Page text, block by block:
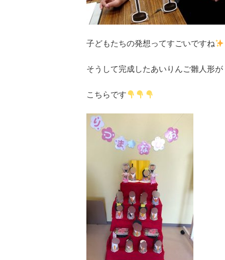
子どもたちの発想ってすごいですね
そうして完成したあいりんご雛人形が
こちらです